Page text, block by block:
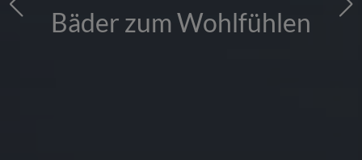
Bäder zum Wohlfühlen